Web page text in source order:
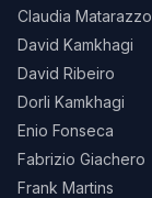
Claudia Matarazzo
David Kamkhagi
David Ribeiro
Dorli Kamkhagi
Enio Fonseca
Fabrizio Giachero
Frank Martins